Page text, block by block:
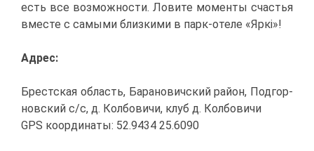
есть все воз­мож­но­сти. Ло­ви­те мо­мен­ты сча­стья
вме­сте с са­мы­ми близ­ки­ми в парк-оте­ле «Яркі»!
Ад­рес:
Брест­ская об­ласть, Ба­ра­но­вич­ский рай­он, Под­гор­
нов­ский с/с, д. Кол­бо­ви­чи, клуб д. Кол­бо­ви­чи
GPS ко­ор­ди­на­ты: 52.9434 25.6090